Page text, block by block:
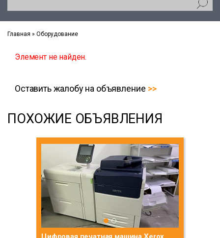
Главная » Оборудование
Элемент не найден.
Оставить жалобу на объявление
ПОХОЖИЕ ОБЪЯВЛЕНИЯ